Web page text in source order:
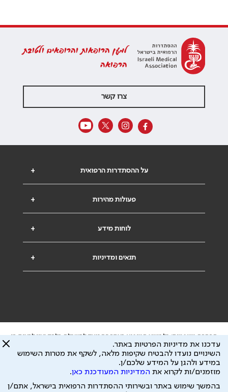
למען הרופאות והרופאים ולטובת
הרפואה
צרו קשר
+ על ההסתדרות הרפואית
+ פעולות מהירות
+ לוחות מידע
+ תנאים ומדיניות
הבהרה משפטית: כל נושא המופיע באתר זה נועד להשכלה בלבד ואין לראות בו
ייעוץ רפואי או משפטי. אין הר"י אחראית לתוכן המתפרסם באתר זה ולכל נזק
שעלול להיגרם.
ידוע לי שהר"י אוספת ושומרת מידע אישי לצורך מתן השרות וכי חלק ממנו עשוי
להיות מועבר לצדדים שלישיים, הכל בכפוף ל מדיניות הפרטיות
כל הזכויות על המידע באתר שייכות להסתדרות הרפואית בישראל.
עדכנו את מדיניות הפרטיות באתר.
השינויים נועדו להבטיח שקיפות מלאה, לשקף את מטרות השימוש
במידע ולהגן על המידע שלכם/ן.
מוזמנים/ות לקרוא את המדיניות המעודכנת כאן.
בהמשך שימוש באתר ובשירותי ההסתדרות הרפואית בישראל, אתם/ן